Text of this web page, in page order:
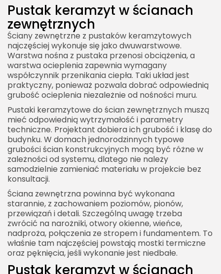
Pustak keramzyt w ścianach
zewnętrznych
Ściany zewnętrzne z pustaków keramzytowych
najczęściej wykonuje się jako dwuwarstwowe.
Warstwa nośna z pustaka przenosi obciążenia, a
warstwa ocieplenia zapewnia wymagany
współczynnik przenikania ciepła. Taki układ jest
praktyczny, ponieważ pozwala dobrać odpowiednią
grubość ocieplenia niezależnie od nośności muru.
Pustaki keramzytowe do ścian zewnętrznych muszą
mieć odpowiednią wytrzymałość i parametry
techniczne. Projektant dobiera ich grubość i klasę do
budynku. W domach jednorodzinnych typowe
grubości ścian konstrukcyjnych mogą być różne w
zależności od systemu, dlatego nie należy
samodzielnie zamieniać materiału w projekcie bez
konsultacji.
Ściana zewnętrzna powinna być wykonana
starannie, z zachowaniem poziomów, pionów,
przewiązań i detali. Szczególną uwagę trzeba
zwrócić na narożniki, otwory okienne, wieńce,
nadproża, połączenia ze stropem i fundamentem. To
właśnie tam najczęściej powstają mostki termiczne
oraz pęknięcia, jeśli wykonanie jest niedbałe.
Pustak keramzyt w ścianach